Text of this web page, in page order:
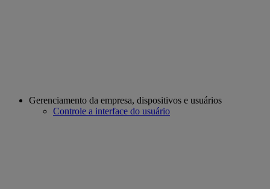
Gerenciamento da empresa, dispositivos e usuários
Controle a interface do usuário